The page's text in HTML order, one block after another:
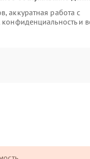
аккуратная работа с
и